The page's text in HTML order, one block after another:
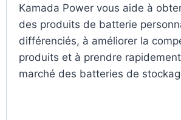
Kamada Power vous aide à
des produits de batterie
différenciés, à améliorer la
produits et à prendre
marché des batteries de